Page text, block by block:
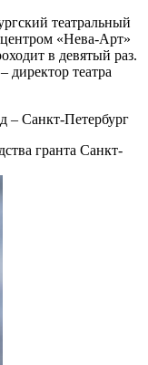
театральный
«Нева-Арт»
в девятый раз.
директор театра
– Санкт-Петербург
гранта Санкт-